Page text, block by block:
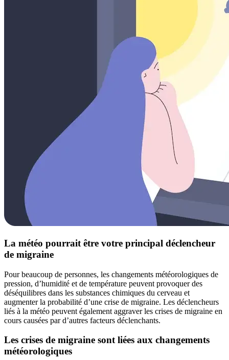
La météo pourrait être votre principal déclencheur
de migraine
Pour beaucoup de personnes, les changements météorologiques de
pression, d’humidité et de température peuvent provoquer des
déséquilibres dans les substances chimiques du cerveau et
augmenter la probabilité d’une crise de migraine. Les déclencheurs
liés à la météo peuvent également aggraver les crises de migraine en
cours causées par d’autres facteurs déclenchants.
Les crises de migraine sont liées aux changements
météorologiques